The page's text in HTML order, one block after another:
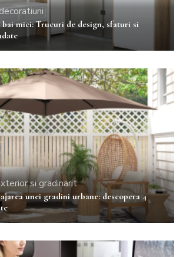
bai mici: Trucuri de design, sfaturi si
si gradinarit
unei gradini urbane: descopera 4